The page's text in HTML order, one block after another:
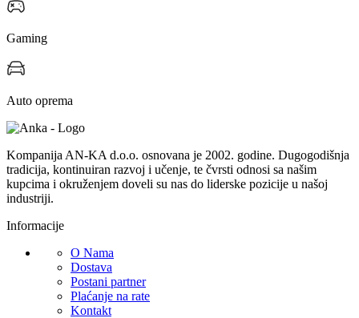
Gaming
Auto oprema
Kompanija AN-KA d.o.o. osnovana je 2002. godine. Dugogodišnja
tradicija, kontinuiran razvoj i učenje, te čvrsti odnosi sa našim
kupcima i okruženjem doveli su nas do liderske pozicije u našoj
industriji.
Informacije
O Nama
Dostava
Postani partner
Plaćanje na rate
Kontakt